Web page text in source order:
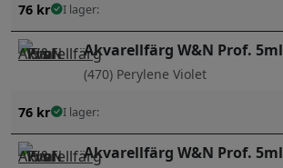
76 kr I lager:
Akvarellfärg W&N Prof. 5ml
(470) Perylene Violet
76 kr I lager:
Akvarellfärg W&N Prof. 5ml